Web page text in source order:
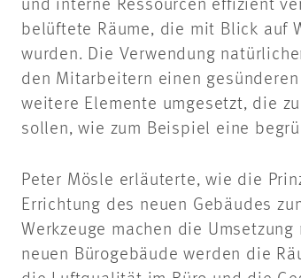
und interne Ressourcen effizient
belüftete Räume, die mit Blick auf
wurden. Die Verwendung
den Mitarbeitern einen
weitere Elemente umgesetzt, die
sollen, wie zum Beispiel eine
Peter Mösle erläuterte, wie die
Errichtung des neuen Gebäudes
Werkzeuge machen die
neuen Bürogebäude werden die